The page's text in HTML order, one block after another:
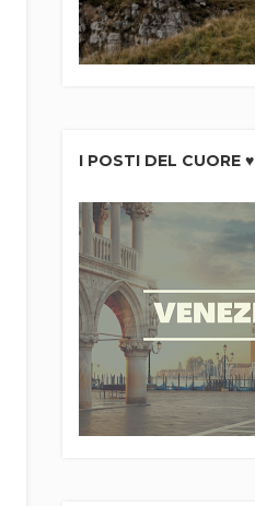
I POSTI DEL CUORE ♥